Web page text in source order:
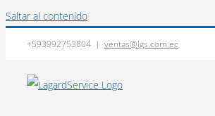
Saltar al contenido
+593992753804 | ventas@lgs.com.ec